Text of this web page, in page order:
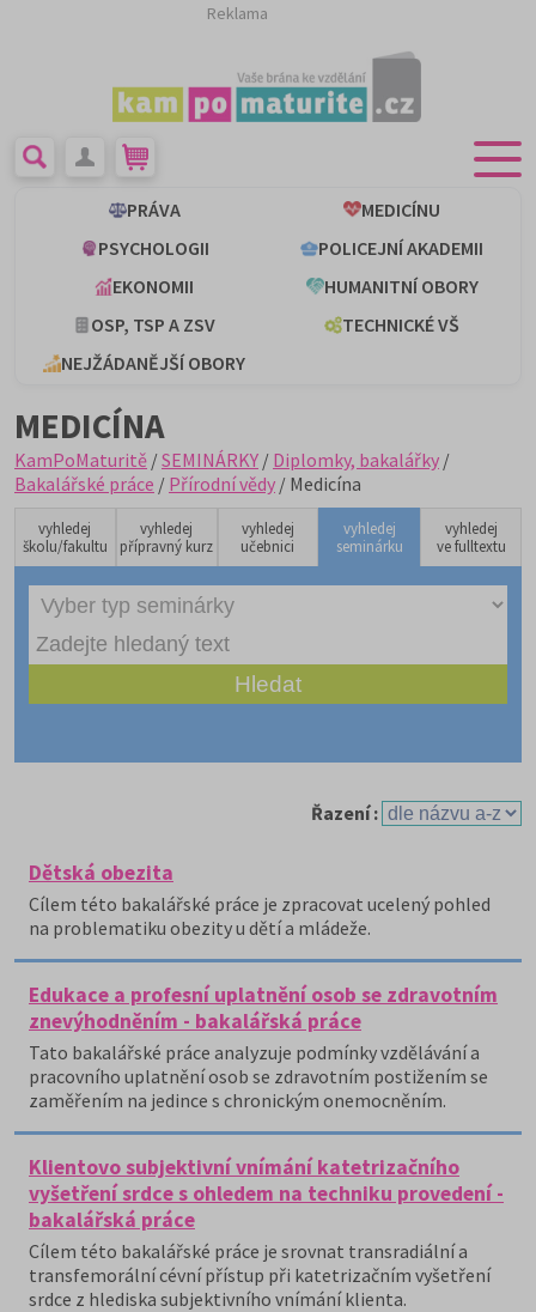
Reklama
PRÁVA
MEDICÍNU
PSYCHOLOGII
POLICEJNÍ AKADEMII
EKONOMII
HUMANITNÍ OBORY
OSP, TSP A ZSV
TECHNICKÉ VŠ
NEJŽÁDANĚJŠÍ OBORY
MEDICÍNA
KamPoMaturitě /SEMINÁRKY / Diplomky, bakalářky /
Bakalářské práce / Přírodní vědy / Medicína
vyhledej
školu/fakultu
vyhledej
přípravný kurz
vyhledej
učebnici
vyhledej
seminárku
vyhledej
ve fulltextu
Řazení :
Dětská obezita
Cílem této bakalářské práce je zpracovat ucelený pohled
na problematiku obezity u dětí a mládeže.
Edukace a profesní uplatnění osob se zdravotním
znevýhodněním - bakalářská práce
Tato bakalářské práce analyzuje podmínky vzdělávání a
pracovního uplatnění osob se zdravotním postižením se
zaměřením na jedince s chronickým onemocněním.
Klientovo subjektivní vnímání katetrizačního
vyšetření srdce s ohledem na techniku provedení -
bakalářská práce
Cílem této bakalářské práce je srovnat transradiální a
transfemorální cévní přístup při katetrizačním vyšetření
srdce z hlediska subjektivního vnímání klienta.